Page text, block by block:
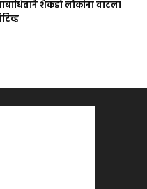
शेकडो लोकांना वाटला